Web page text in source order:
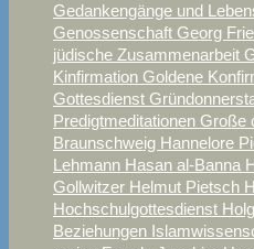
Gedankengänge und
Genossenschaft Georg
jüdische Zusammenarbeit
Kinfirmation Goldene
Gottesdienst
Predigtmeditationen Große
Braunschweig Hannelore
Lehmann Hasan al-Banna
Gollwitzer Helmut Pietsch
Hochschulgottesdienst
Beziehungen